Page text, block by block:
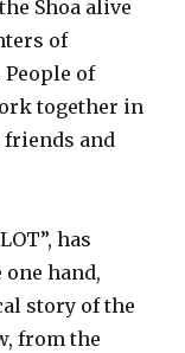
Shoa alive
of
of
together in
and
has
hand,
story of the
from the